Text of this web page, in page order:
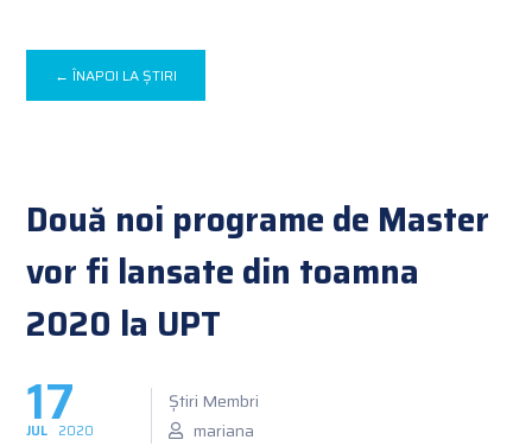
← ÎNAPOI LA ȘTIRI
Două noi programe de Master
vor fi lansate din toamna
2020 la UPT
17
JUL 2020
Știri Membri
mariana